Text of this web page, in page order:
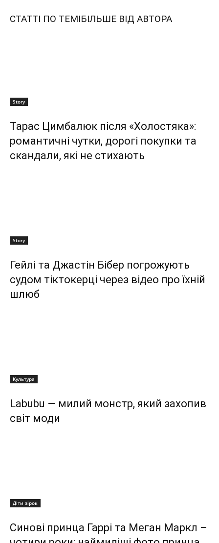
СТАТТІ ПО ТЕМІБІЛЬШЕ ВІД АВТОРА
Story
Тарас Цимбалюк після «Холостяка»:
романтичні чутки, дорогі покупки та
скандали, які не стихають
Story
Гейлі та Джастін Бібер погрожують
судом тіктокерці через відео про їхній
шлюб
Культура
Labubu — милий монстр, який захопив
світ моди
Діти зірок
Синові принца Гаррі та Меган Маркл –